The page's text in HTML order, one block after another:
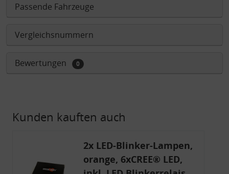
Passende Fahrzeuge
Vergleichsnummern
Bewertungen 0
Kunden kauften auch
2x LED-Blinker-Lampen,
orange, 6xCREE® LED,